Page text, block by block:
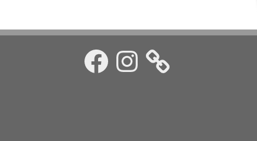
Facebook Instagram